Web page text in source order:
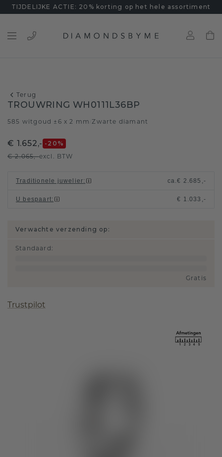
TIJDELIJKE ACTIE: 20% korting op het hele assortiment
Terug
TROUWRING WH0111L36BP
585 witgoud ±6 x 2 mm Zwarte diamant
€ 1.652,- -20 %
€ 2.065,-excl. BTW
Traditionele juwelier: ca.€ 2.685,-
U bespaart: € 1.033,-
Verwachte verzending op:
Standaard :
Gratis
Trustpilot